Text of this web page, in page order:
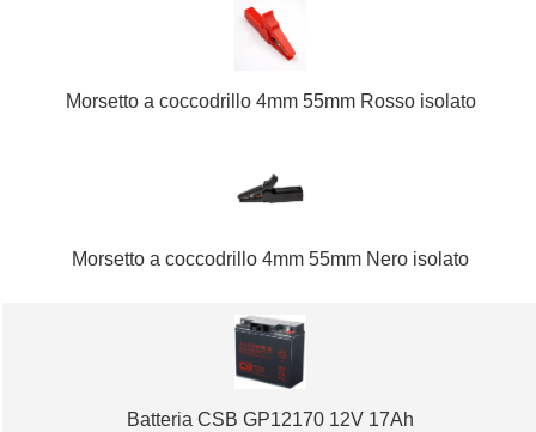
Morsetto a coccodrillo 4mm 55mm Rosso isolato
Morsetto a coccodrillo 4mm 55mm Nero isolato
Batteria CSB GP12170 12V 17Ah